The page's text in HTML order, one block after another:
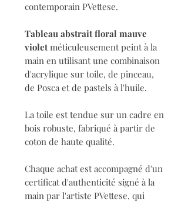
contemporain PVettese.
Tableau abstrait floral mauve
violet méticuleusement peint à la
main en utilisant une combinaison
d'acrylique sur toile, de pinceau,
de Posca et de pastels à l'huile.
La toile est tendue sur un cadre en
bois robuste, fabriqué à partir de
coton de haute qualité.
Chaque achat est accompagné d'un
certificat d'authenticité signé à la
main par l'artiste PVettese, qui